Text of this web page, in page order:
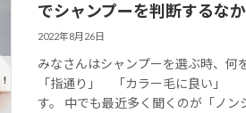
でシャンプーを判断するなか
2022年8月26日
みなさんはシャンプーを選ぶ時、
「指通り」 「カラー毛に良い」
す。 中でも最近多く聞くのが「ノン